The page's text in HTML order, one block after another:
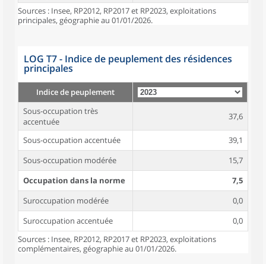
Sources : Insee, RP2012, RP2017 et RP2023, exploitations
principales, géographie au 01/01/2026.
LOG T7 - Indice de peuplement des résidences
principales
Indice de peuplement
Sous-occupation très
accentuée
37,6
Sous-occupation accentuée
39,1
Sous-occupation modérée
15,7
Occupation dans la norme
7,5
Suroccupation modérée
0,0
Suroccupation accentuée
0,0
Sources : Insee, RP2012, RP2017 et RP2023, exploitations
complémentaires, géographie au 01/01/2026.